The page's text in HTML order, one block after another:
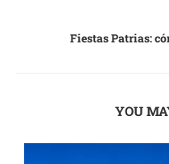
Fiestas Patrias:
YOU